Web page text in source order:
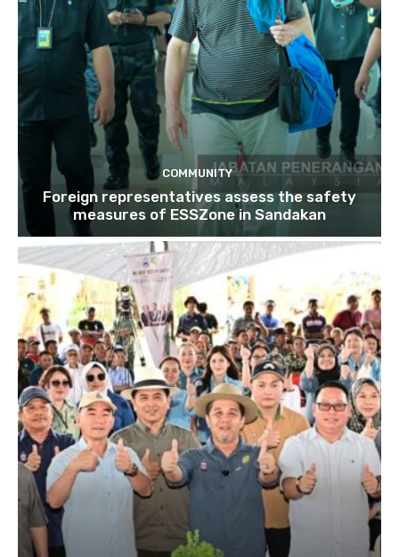
COMMUNITY
Foreign representatives assess the safety
measures of ESSZone in Sandakan